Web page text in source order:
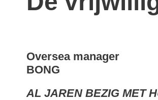
Oversea manager
BONG
AL JAREN BEZIG MET